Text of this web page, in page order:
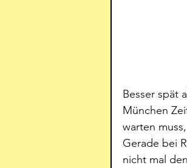
Besser spät
München
warten
Gerade bei
nicht mal